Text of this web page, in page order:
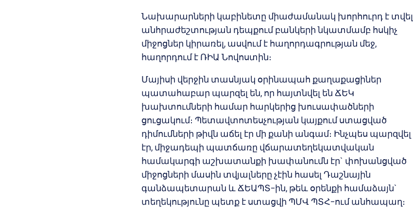
Նախարարների կաբինետը միաժամանակ խորհուրդ է տվել
անհրաժեշտության դեպքում բանկերի նկատմամբ հսկիչ
միջոցներ կիրառել, ասվում է հաղորդագրության մեջ,
հաղորդում է ՌԻԱ Նովոստին։
Մայիսի վերջին տասնյակ օրինապահ քաղաքացիներ
պատահաբար պարզել են, որ հայտնվել են ՃԵԿ
խախտումների համար հարկերից խուսափածների
ցուցակում։ Պետավտոտեսչության կայքում ստացված
դիմումների թիվն աճել էր մի քանի անգամ։ Ինչպես պարզվել
էր, միջադեպի պատճառը վճարատեղեկատվական
համակարգի աշխատանքի խափանումն էր` փոխանցված
միջոցների մասին տվյալները չէին հասել Դաշնային
գանձապետարան և ՃԵԱՊՏ–ին, թեև օրենքի համաձայն`
տեղեկությունը պետք է ստացվի ՊՄՎ ՊՏՀ–ում անհապաղ։